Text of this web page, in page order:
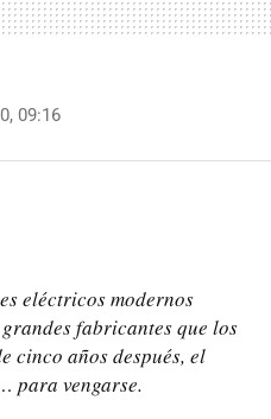
09:16
eléctricos modernos
fabricantes que los
cinco años después, el
para vengarse.